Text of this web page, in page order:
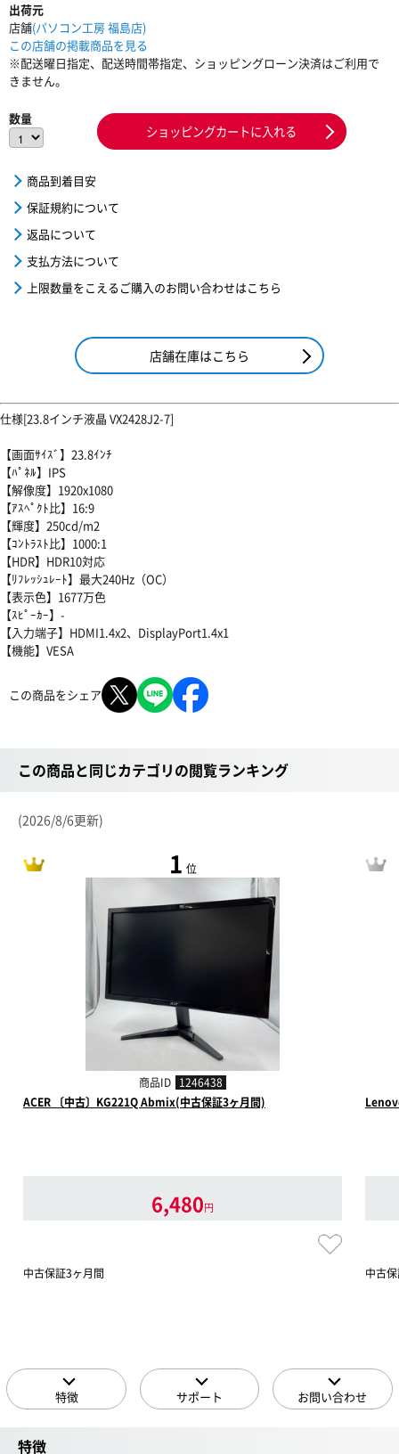
出荷元
店舗(パソコン工房 福島店)
この店舗の掲載商品を見る
※配送曜日指定、配送時間帯指定、ショッピングローン決済はご利用で
きません。
数量
ショッピングカートに入れる
商品到着目安
保証規約について
返品について
支払方法について
上限数量をこえるご購入のお問い合わせはこちら
店舗在庫はこちら
仕様[23.8インチ液晶 VX2428J2-7]
【画面ｻｲｽﾞ】23.8ｲﾝﾁ
【ﾊﾟﾈﾙ】IPS
【解像度】1920x1080
【ｱｽﾍﾟｸﾄ比】16:9
【輝度】250cd/m2
【ｺﾝﾄﾗｽﾄ比】1000:1
【HDR】HDR10対応
【ﾘﾌﾚｯｼｭﾚｰﾄ】最大240Hz（OC）
【表示色】1677万色
【ｽﾋﾟｰｶｰ】-
【入力端子】HDMI1.4x2、DisplayPort1.4x1
【機能】VESA
この商品をシェア
この商品と同じカテゴリの閲覧ランキング
(2026/8/6更新)
1 位
商品ID 1246438
ACER 〔中古〕KG221Q Abmix(中古保証3ヶ月間)
6,480円
中古保証3ヶ月間 中古
特徴 サポート お問い合わせ
特徴